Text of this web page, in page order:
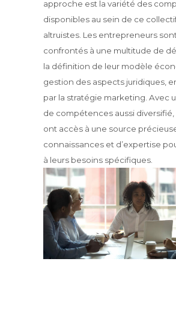
approche est la variété des
disponibles au sein de ce
altruistes. Les entrepreneurs
confrontés à une multitude de
la définition de leur modèle
gestion des aspects juridiques,
par la stratégie marketing. Avec
de compétences aussi diversifié,
ont accès à une source
connaissances et d’expertise
à leurs besoins spécifiques.